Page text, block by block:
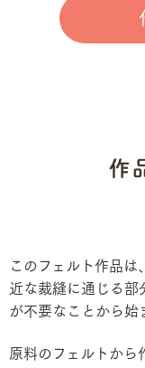
このフェルト作品は
近な裁縫に通じる部
が不要なことから始
原料のフェルトから